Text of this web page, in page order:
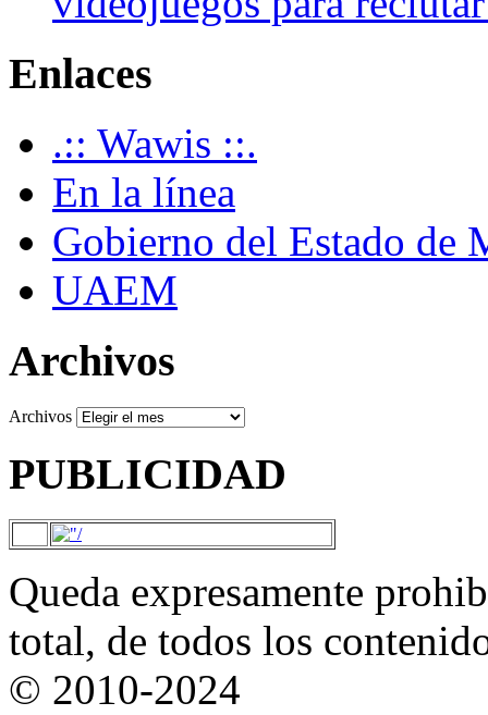
Enlaces
.:: Wawis ::.
En la línea
Gobierno del Estado de
UAEM
Archivos
Archivos
PUBLICIDAD
Queda expresamente
total, de todos los
© 2010-2024